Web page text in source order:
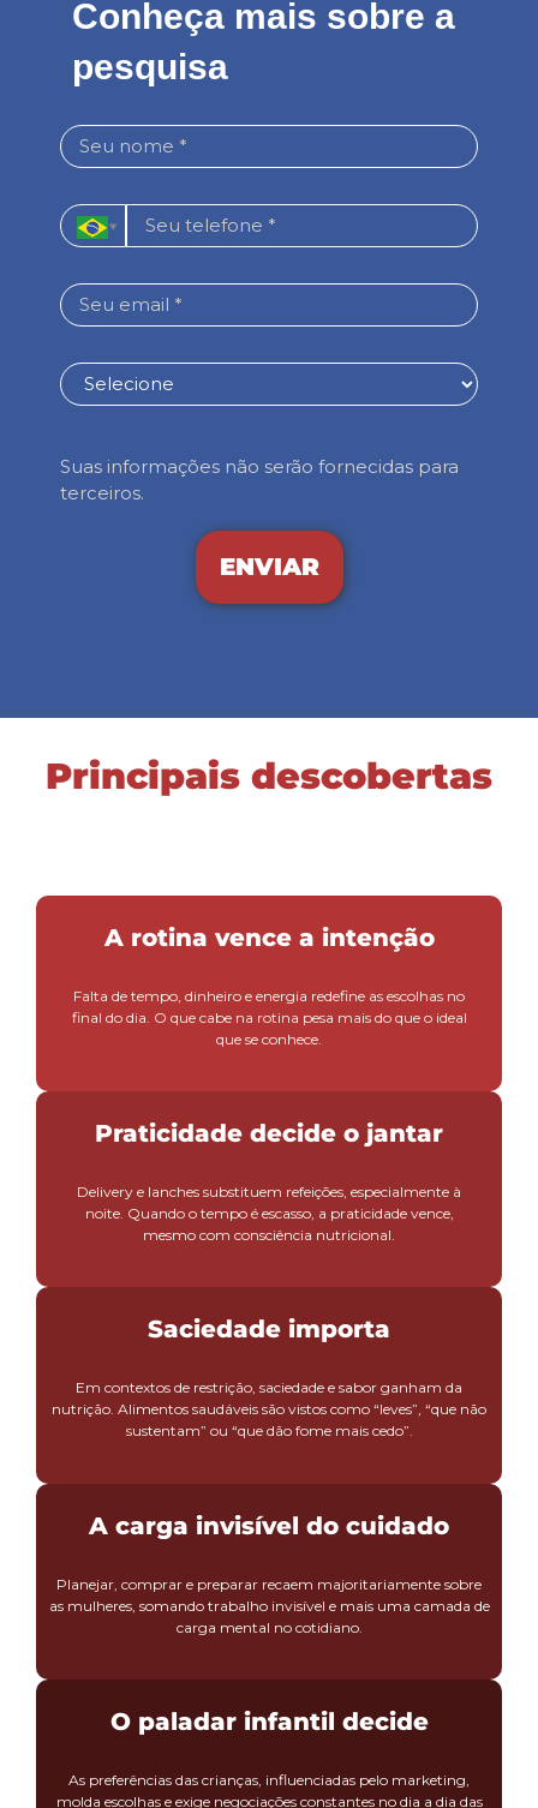
Conheça mais sobre a
pesquisa
Suas informações não serão fornecidas para
terceiros.
ENVIAR
Principais descobertas
A rotina vence a intenção
Falta de tempo, dinheiro e energia redefine as escolhas no
final do dia. O que cabe na rotina pesa mais do que o ideal
que se conhece.
Praticidade decide o jantar
Delivery e lanches substituem refeições, especialmente à
noite. Quando o tempo é escasso, a praticidade vence,
mesmo com consciência nutricional.
Saciedade importa
Em contextos de restrição, saciedade e sabor ganham da
nutrição. Alimentos saudáveis são vistos como “leves”, “que não
sustentam” ou “que dão fome mais cedo”.
A carga invisível do cuidado
Planejar, comprar e preparar recaem majoritariamente sobre
as mulheres, somando trabalho invisível e mais uma camada de
carga mental no cotidiano.
O paladar infantil decide
As preferências das crianças, influenciadas pelo marketing,
molda escolhas e exige negociações constantes no dia a dia das